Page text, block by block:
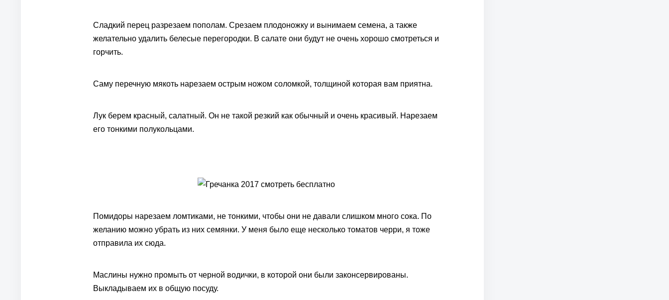
Сладкий перец разрезаем пополам. Срезаем плодоножку и вынимаем семена, а также
желательно удалить белесые перегородки. В салате они будут не очень хорошо смотреться и
горчить.
Саму перечную мякоть нарезаем острым ножом соломкой, толщиной которая вам приятна.
Лук берем красный, салатный. Он не такой резкий как обычный и очень красивый. Нарезаем
его тонкими полукольцами.
Помидоры нарезаем ломтиками, не тонкими, чтобы они не давали слишком много сока. По
желанию можно убрать из них семянки. У меня было еще несколько томатов черри, я тоже
отправила их сюда.
Маслины нужно промыть от черной водички, в которой они были законсервированы.
Выкладываем их в общую посуду.